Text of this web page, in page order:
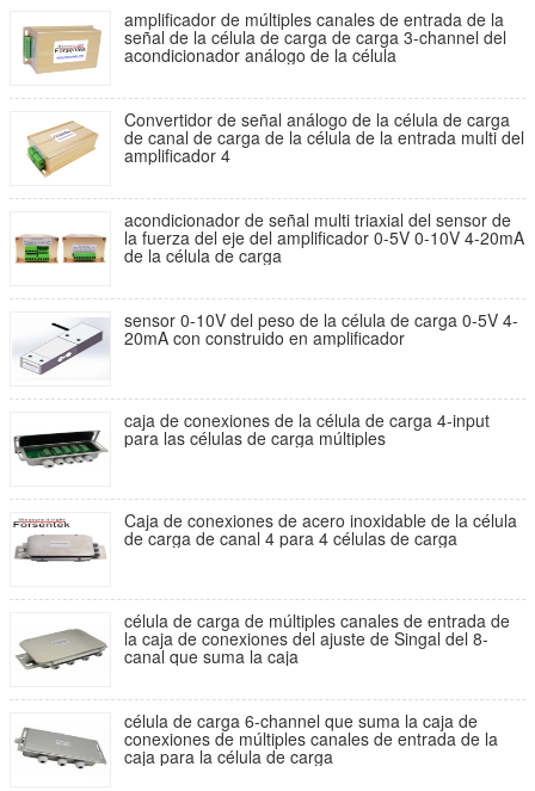
amplificador de múltiples canales de entrada de la
señal de la célula de carga de carga 3-channel del
acondicionador análogo de la célula
Convertidor de señal análogo de la célula de carga
de canal de carga de la célula de la entrada multi del
amplificador 4
acondicionador de señal multi triaxial del sensor de
la fuerza del eje del amplificador 0-5V 0-10V 4-20mA
de la célula de carga
sensor 0-10V del peso de la célula de carga 0-5V 4-
20mA con construido en amplificador
caja de conexiones de la célula de carga 4-input
para las células de carga múltiples
Caja de conexiones de acero inoxidable de la célula
de carga de canal 4 para 4 células de carga
célula de carga de múltiples canales de entrada de
la caja de conexiones del ajuste de Singal del 8-
canal que suma la caja
célula de carga 6-channel que suma la caja de
conexiones de múltiples canales de entrada de la
caja para la célula de carga